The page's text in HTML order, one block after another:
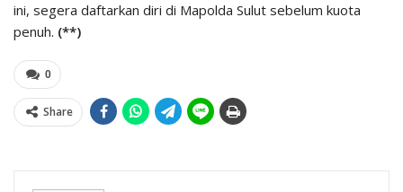
ini, segera daftarkan diri di Mapolda Sulut sebelum kuota
penuh. (**)
0
Share